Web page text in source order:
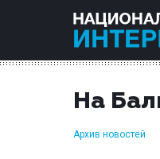
На
Архив новостей